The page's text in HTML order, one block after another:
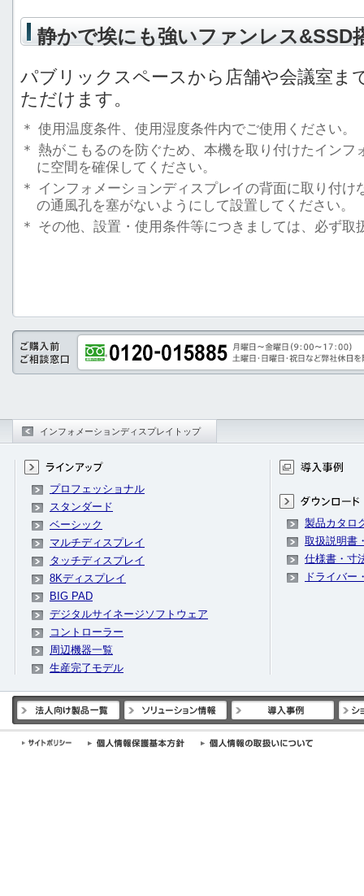
静かで埃にも強いファンレス&SSD
パブリックスペースから店舗や会議室ま
ただけます。
＊ 使用温度条件、使用湿度条件内でご使用ください。
＊ 熱がこもるのを防ぐため、本機を取り付けたインフ
に空間を確保してください。
＊ インフォメーションディスプレイの背面に取り付け
の通風孔を塞がないようにして設置してください。
＊ その他、設置・使用条件等につきましては、必ず取
インフォメーションディスプレイトップ
プロフェッショナル
スタンダード
ベーシック
マルチディスプレイ
タッチディスプレイ
8Kディスプレイ
BIG PAD
デジタルサイネージソフトウェア
コントローラー
周辺機器一覧
生産完了モデル
製品カタロ
取扱説明書
仕様書・寸
ドライバー